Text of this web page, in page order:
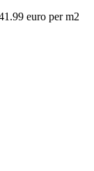
euro per m2